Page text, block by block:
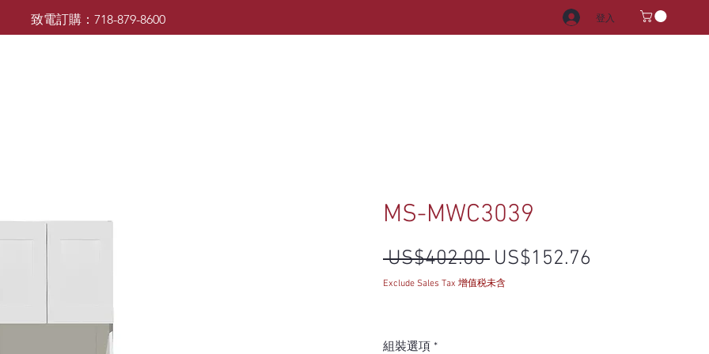
致電訂購：718-879-8600 登入
MS-MWC3039
US$402.00 一般價格
US$152.76
Exclude Sales Tax 增值税未含
組裝選項 *